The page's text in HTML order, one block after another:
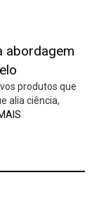
abordagem
produtos que
alia ciência,